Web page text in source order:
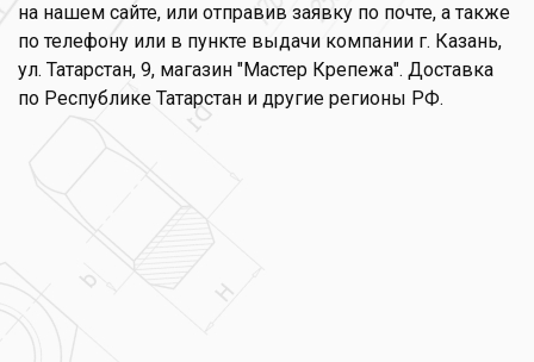
на нашем сайте, или отправив заявку по почте, а также
по телефону или в пункте выдачи компании г. Казань,
ул. Татарстан, 9, магазин "Мастер Крепежа". Доставка
по Республике Татарстан и другие регионы РФ.